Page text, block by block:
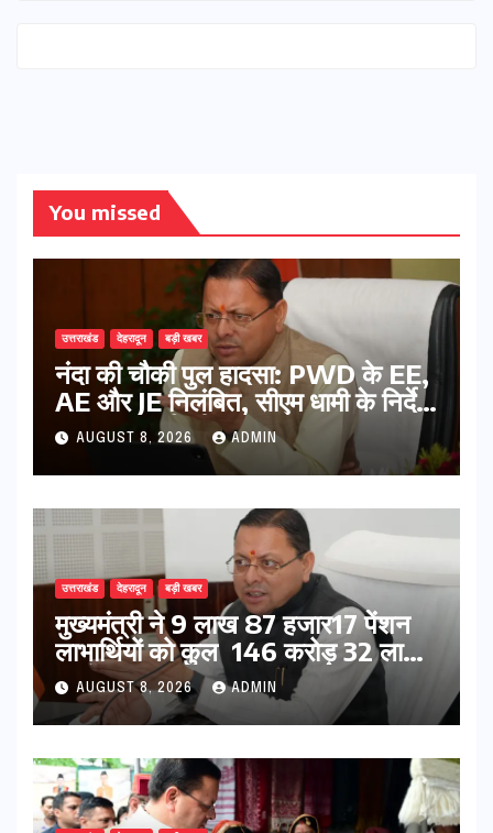
You missed
उत्तराखंड देहरादून बड़ी खबर
नंदा की चौकी पुल हादसा: PWD के EE,
AE और JE निलंबित, सीएम धामी के निर्देश
पर सख्त कार्रवाई
AUGUST 8, 2026 ADMIN
उत्तराखंड देहरादून बड़ी खबर
मुख्यमंत्री ने 9 लाख 87 हजार17 पेंशन
लाभार्थियों को कुल 146 करोड़ 32 लाख
की पेंशन राशि का किया भुगतान
AUGUST 8, 2026 ADMIN